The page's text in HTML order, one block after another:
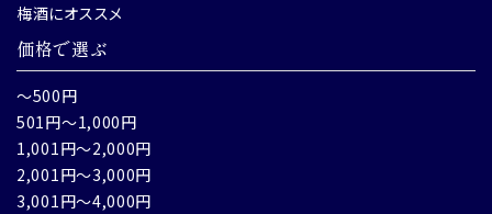
梅酒にオススメ
価格で選ぶ
～500円
501円～1,000円
1,001円～2,000円
2,001円～3,000円
3,001円～4,000円